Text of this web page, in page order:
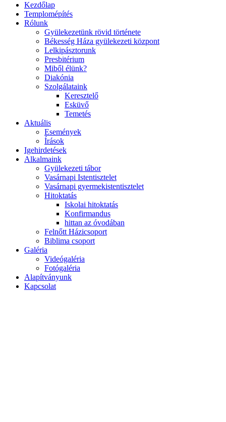
Kezdőlap
Templomépítés
Rólunk
Gyülekezetünk rövid története
Békesség Háza gyülekezeti központ
Lelkipásztorunk
Presbitérium
Miből élünk?
Diakónia
Szolgálataink
Keresztelő
Esküvő
Temetés
Aktuális
Események
Írások
Igehirdetések
Alkalmaink
Gyülekezeti tábor
Vasárnapi Istentisztelet
Vasárnapi gyermekistentisztelet
Hitoktatás
Iskolai hitoktatás
Konfirmandus
hittan az óvodában
Felnőtt Házicsoport
Biblima csoport
Galéria
Videógaléria
Fotógaléria
Alapítványunk
Kapcsolat